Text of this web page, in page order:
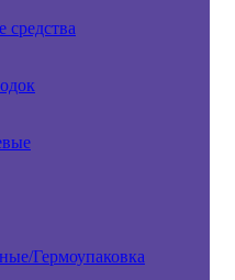
средства
Гермоупаковка